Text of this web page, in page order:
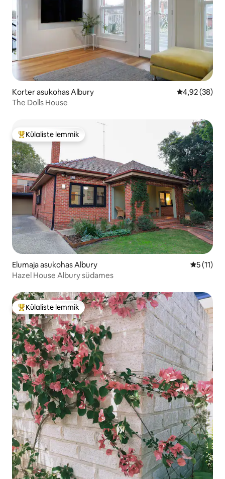
Korter asukohas Albury Keskmine
4,92 (38)
The Dolls House
Külaliste suur lemmik
Külaliste lemmik
Elumaja asukohas Albury
5 (11)
Hazel House Albury südames
Külaliste suur lemmik
Külaliste lemmik